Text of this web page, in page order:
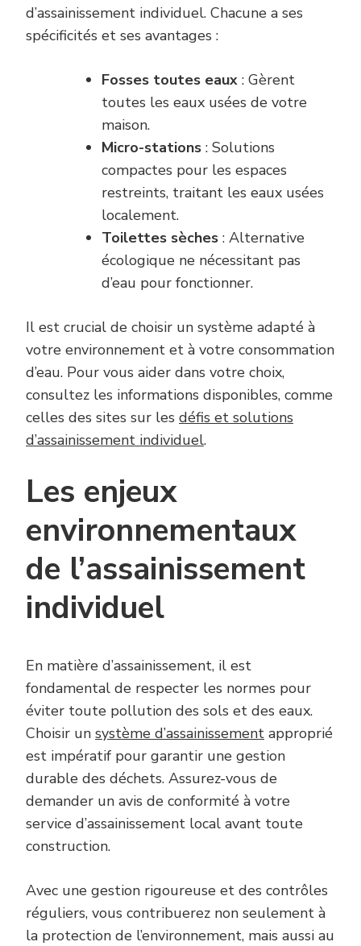
d’assainissement individuel. Chacune a ses
spécificités et ses avantages :
Fosses toutes eaux : Gèrent
toutes les eaux usées de votre
maison.
Micro-stations : Solutions
compactes pour les espaces
restreints, traitant les eaux usées
localement.
Toilettes sèches : Alternative
écologique ne nécessitant pas
d’eau pour fonctionner.
Il est crucial de choisir un système adapté à
votre environnement et à votre consommation
d’eau. Pour vous aider dans votre choix,
consultez les informations disponibles, comme
celles des sites sur les défis et solutions
d’assainissement individuel.
Les enjeux
environnementaux
de l’assainissement
individuel
En matière d’assainissement, il est
fondamental de respecter les normes pour
éviter toute pollution des sols et des eaux.
Choisir un système d’assainissement approprié
est impératif pour garantir une gestion
durable des déchets. Assurez-vous de
demander un avis de conformité à votre
service d’assainissement local avant toute
construction.
Avec une gestion rigoureuse et des contrôles
réguliers, vous contribuerez non seulement à
la protection de l’environnement, mais aussi au